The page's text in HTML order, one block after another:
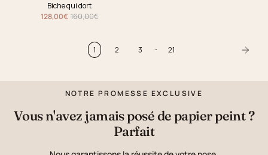
Biche qui dort
128,00€ 160,00€
1 2 3 … 21
NOTRE PROMESSE EXCLUSIVE
Vous n'avez jamais posé de papier peint ?
Parfait